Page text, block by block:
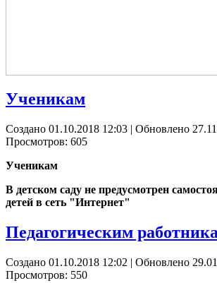
Ученикам
Создано 01.10.2018 12:03 | Обновлено
Просмотров: 605
Ученикам
В детском саду не предусмотрен
детей в сеть "Интернет"
Педагогическим
Создано 01.10.2018 12:02 | Обновлено
Просмотров: 550